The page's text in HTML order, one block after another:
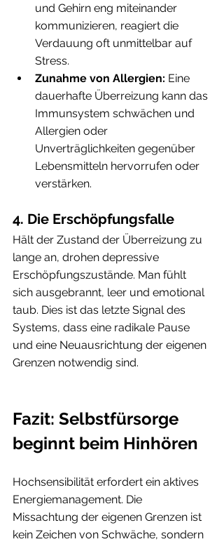
und Gehirn eng miteinander
kommunizieren, reagiert die
Verdauung oft unmittelbar auf
Stress.
Zunahme von Allergien: Eine
dauerhafte Überreizung kann das
Immunsystem schwächen und
Allergien oder
Unverträglichkeiten gegenüber
Lebensmitteln hervorrufen oder
verstärken.
4. Die Erschöpfungsfalle
Hält der Zustand der Überreizung zu
lange an, drohen depressive
Erschöpfungszustände. Man fühlt
sich ausgebrannt, leer und emotional
taub. Dies ist das letzte Signal des
Systems, dass eine radikale Pause
und eine Neuausrichtung der eigenen
Grenzen notwendig sind.
Fazit: Selbstfürsorge
beginnt beim Hinhören
Hochsensibilität erfordert ein aktives
Energiemanagement. Die
Missachtung der eigenen Grenzen ist
kein Zeichen von Schwäche, sondern